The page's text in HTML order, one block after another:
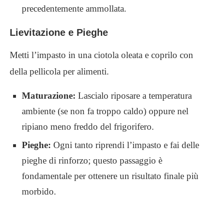
precedentemente ammollata.
Lievitazione e Pieghe
Metti l’impasto in una ciotola oleata e coprilo con
della pellicola per alimenti.
Maturazione: Lascialo riposare a temperatura
ambiente (se non fa troppo caldo) oppure nel
ripiano meno freddo del frigorifero.
Pieghe: Ogni tanto riprendi l’impasto e fai delle
pieghe di rinforzo; questo passaggio è
fondamentale per ottenere un risultato finale più
morbido.